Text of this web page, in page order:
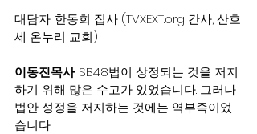
대담자: 한동희 집사 (TVXEXT.org 간사, 산호
세 온누리 교회)
이동진목사: SB48법이 상정되는 것을 저지
하기 위해 많은 수고가 있었습니다. 그러나
법안 성정을 저지하는 것에는 역부족이었
습니다.